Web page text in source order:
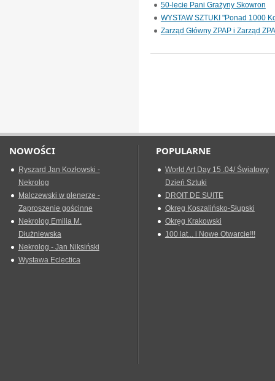
50-lecie Pani Grażyny Skowron
WYSTAW SZTUKI "Ponad 1000
Zarząd Główny ZPAP i Zarząd
NOWOŚCI
Ryszard Jan Kozłowski -
Nekrolog
Malczewski w plenerze -
Zaproszenie gościnne
Nekrolog Emilia M.
Dłużniewska
Nekrolog - Jan Niksiński
Wystawa Eclectica
POPULARNE
World Art Day 15 .04/ Światowy
Dzień Sztuki
DROIT DE SUITE
Okreg Koszalińsko-Słupski
Okręg Krakowski
100 lat... i Nowe Otwarcie!!!